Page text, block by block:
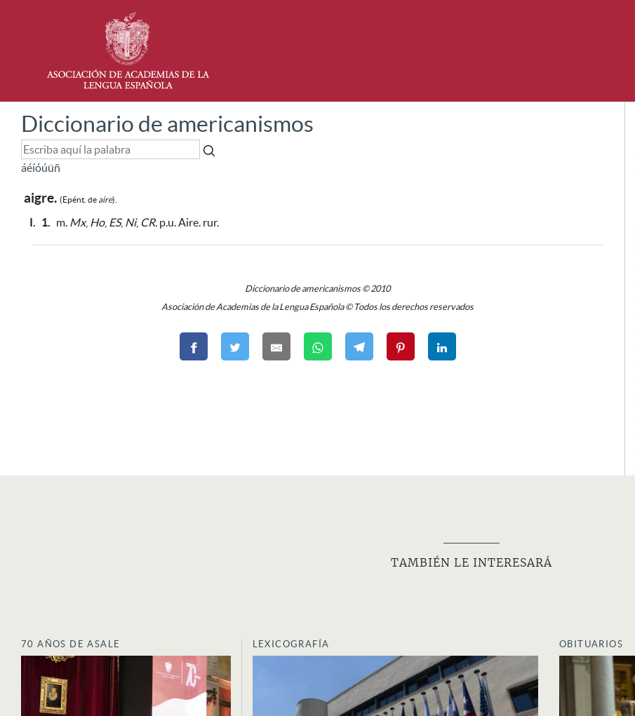
Diccionario de americanismos
áéíóúüñ
aigre. (Epént. de aire).
I. 1. m. Mx, Ho, ES, Ni, CR. p.u. Aire. rur.
Diccionario de americanismos © 2010
Asociación de Academias de la Lengua Española © Todos los derechos reservados
TAMBIÉN LE INTERESARÁ
70 AÑOS DE ASALE LEXICOGRAFÍA OBITUARIOS